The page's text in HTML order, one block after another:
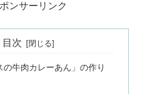
ンサーリンク
目次
の牛肉カレーあん」の作り